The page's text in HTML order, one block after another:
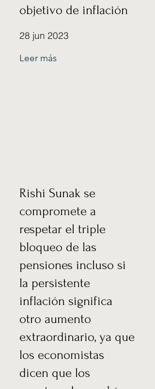
objetivo de inflación
28 jun 2023
Leer más
Rishi Sunak se
compromete a
respetar el triple
bloqueo de las
pensiones incluso si
la persistente
inflación significa
otro aumento
extraordinario, ya que
los economistas
dicen que los